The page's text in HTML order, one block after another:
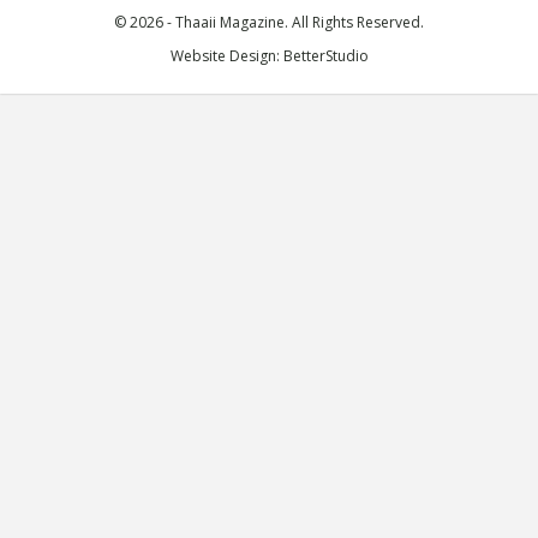
© 2026 - Thaaii Magazine. All Rights Reserved.
Website Design: BetterStudio